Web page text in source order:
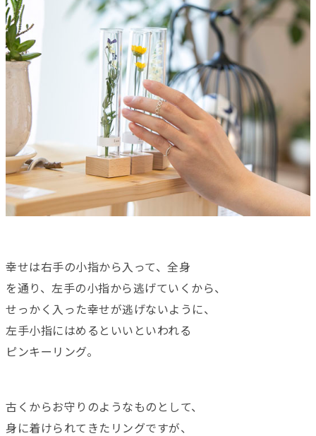
幸せは右手の小指から入って、全身
を通り、左手の小指から逃げていくから、
せっかく入った幸せが逃げないように、
左手小指にはめるといいといわれる
ピンキーリング。
古くからお守りのようなものとして、
身に着けられてきたリングですが、